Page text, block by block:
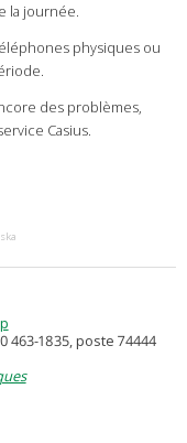
la journée.
physiques ou
des problèmes,
Casius.
463-1835, poste 74444